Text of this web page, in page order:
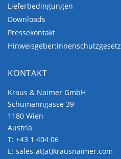
Lieferbedingungen
Downloads
Pressekontakt
Hinweisgeber:innenschutzgesetz
KONTAKT
Kraus & Naimer GmbH
Schumanngasse 39
1180 Wien
Austria
T: +43 1 404 06
E: sales-at(at)krausnaimer.com